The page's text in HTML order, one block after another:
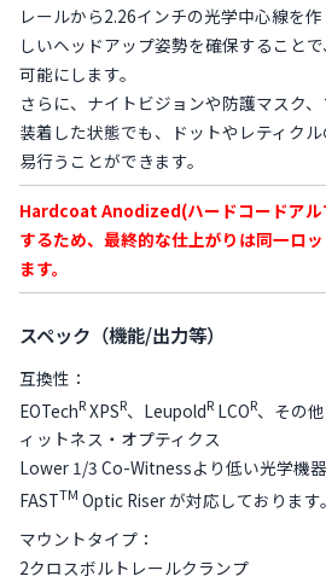
レールから2.26インチの光学中心線を
しいヘッドアップ姿勢を確保すること
可能にします。
さらに、ナイトビジョンや防護マスク
装着した状態でも、ドットやレティク
易行うことができます。
Hardcoat Anodized(ハードコードアル
するため、最終的な仕上がりは同一ロ
ます。
スペック（機能/出力等）
互換性：
EOTechRXPSR、LeupoldR LCOR、その
ィットネス・オプティクス
Lower 1/3 Co-Witnessより低い光学機
FASTTM Optic Riser が対応しております。
マウントタイプ：
2クロスボルトレールクランプ